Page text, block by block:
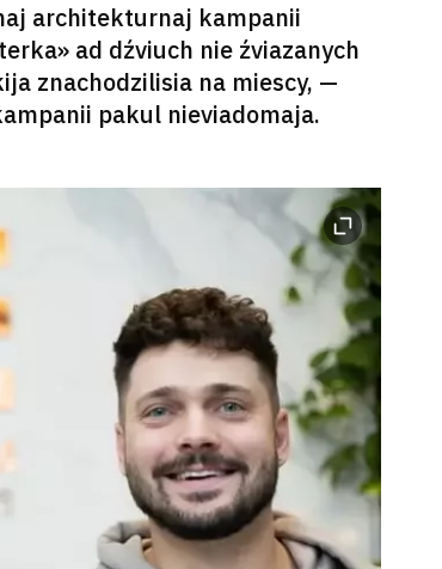
architekturnaj kampanii
ad dźviuch nie źviazanych
znachodzilisia na miescy, —
pakul nieviadomaja.